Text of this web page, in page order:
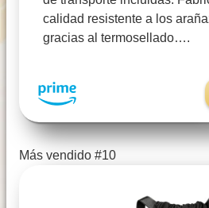
calidad resistente a los
gracias al termosellado….
Más vendido #10